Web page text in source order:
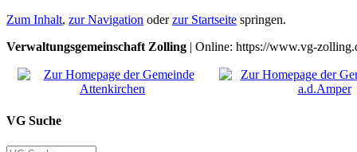
Zum Inhalt, zur Navigation oderzur Startseite springen.
Verwaltungsgemeinschaft Zolling | Online: https://www.vg-
VG Suche